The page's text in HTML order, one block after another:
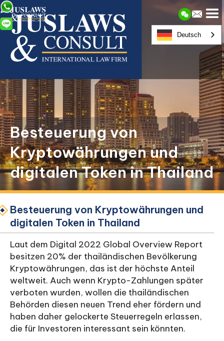
Besteuerung von
Kryptowährungen und
digitalen Token in Thailand
Besteuerung von Kryptowährungen und
digitalen Token in Thailand
Laut dem Digital 2022 Global Overview Report
besitzen 20% der thailändischen Bevölkerung
Kryptowährungen, das ist der höchste Anteil
weltweit. Auch wenn Krypto-Zahlungen später
verboten wurden, wollen die thailändischen
Behörden diesen neuen Trend eher fördern und
haben daher gelockerte Steuerregeln erlassen,
die für Investoren interessant sein könnten.
Deutsch